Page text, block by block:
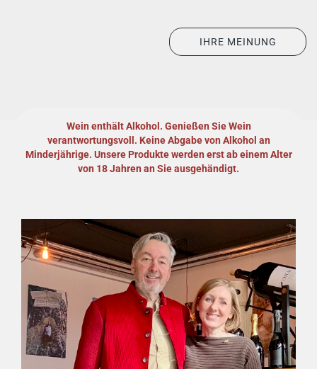
IHRE MEINUNG
Wein enthält Alkohol. Genießen Sie Wein
verantwortungsvoll. Keine Abgabe von Alkohol an
Minderjährige. Unsere Produkte werden erst ab einem Alter
von 18 Jahren an Sie ausgehändigt.